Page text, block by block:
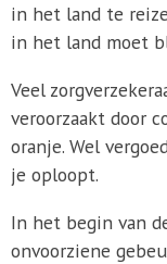
in het land te
in het land moet
Veel
veroorzaakt door
oranje. Wel
je oploopt.
In het begin van
onvoorziene